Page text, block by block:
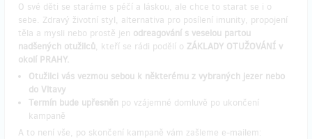
O své děti se staráme s péčí a láskou, ale chce to starat se i o
sebe. Zdravý životní styl, alternativa pro posílení imunity, propojení
těla a mysli nebo prostě jen odreagování s veselou partou
nadšených otužilců, kteří se rádi podělí o ZÁKLADY OTUŽOVÁNÍ v
okolí PRAHY.
Otužilci vás vezmou sebou k některému z vybraných jezer nebo
do Vltavy
Termín bude upřesněn po vzájemné domluvě po ukončení
kampaně
A to není vše, po skončení kampaně vám zašleme e-mailem: